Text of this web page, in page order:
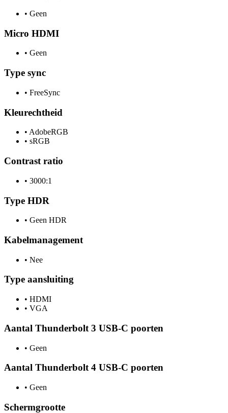
• Geen
Micro HDMI
• Geen
Type sync
• FreeSync
Kleurechtheid
• AdobeRGB
• sRGB
Contrast ratio
• 3000:1
Type HDR
• Geen HDR
Kabelmanagement
• Nee
Type aansluiting
• HDMI
• VGA
Aantal Thunderbolt 3 USB-C poorten
• Geen
Aantal Thunderbolt 4 USB-C poorten
• Geen
Schermgrootte